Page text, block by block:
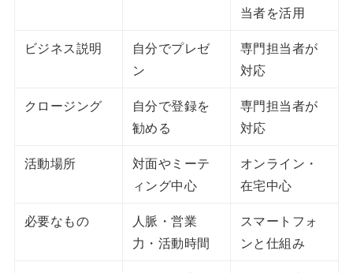
当者を活用
ビジネス説明
自分でプレゼ
ン
専門担当者が
対応
クロージング
自分で登録を
勧める
専門担当者が
対応
活動場所
対面やミーテ
ィング中心
オンライン・
在宅中心
必要なもの
人脈・営業
力・活動時間
スマートフォ
ンと仕組み